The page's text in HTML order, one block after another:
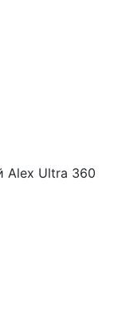
Alex Ultra 360